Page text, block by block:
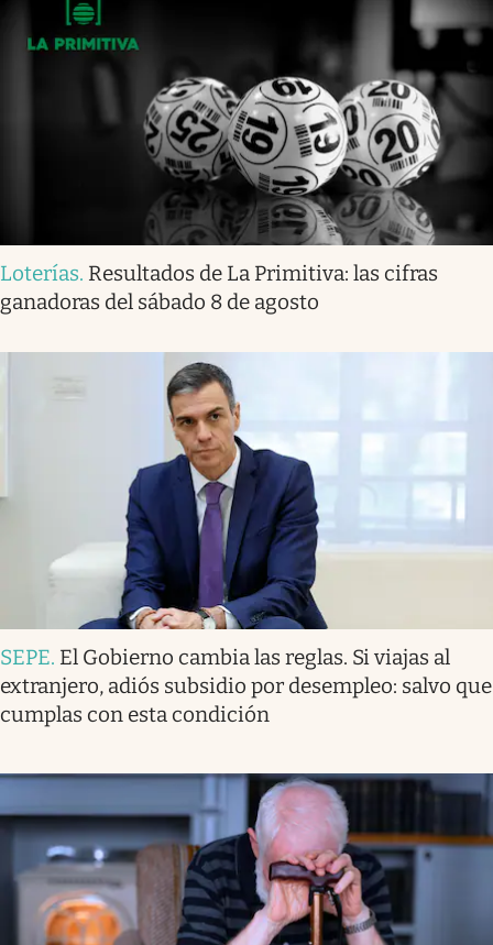
Loterías. Resultados de La Primitiva: las cifras
ganadoras del sábado 8 de agosto
SEPE. El Gobierno cambia las reglas. Si viajas al
extranjero, adiós subsidio por desempleo: salvo que
cumplas con esta condición